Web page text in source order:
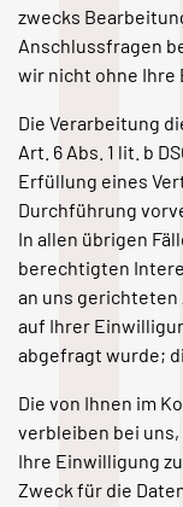
zwecks
Anschlussfragen
wir nicht ohne Ihre
Die Verarbeitung
Art. 6 Abs. 1 lit. b
Erfüllung eines
Durchführung
In allen übrigen
berechtigten
an uns gerichteten
auf Ihrer
abgefragt wurde;
Die von Ihnen im
verbleiben bei
Ihre Einwilligung
Zweck für die